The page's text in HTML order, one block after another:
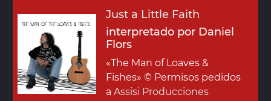
Just a Little Faith
interpretado por Daniel
Flors
«The Man of Loaves &
Fishes» © Permisos pedidos
a Assisi Producciones